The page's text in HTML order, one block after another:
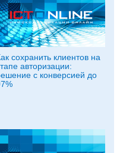
сохранить клиентов на
авторизации:
с конверсией до